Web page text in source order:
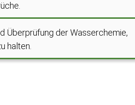
Überprüfung der Wasserchemie,
halten.